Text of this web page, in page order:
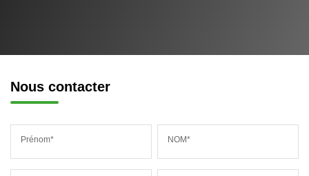
Nous contacter
Prénom* NOM*